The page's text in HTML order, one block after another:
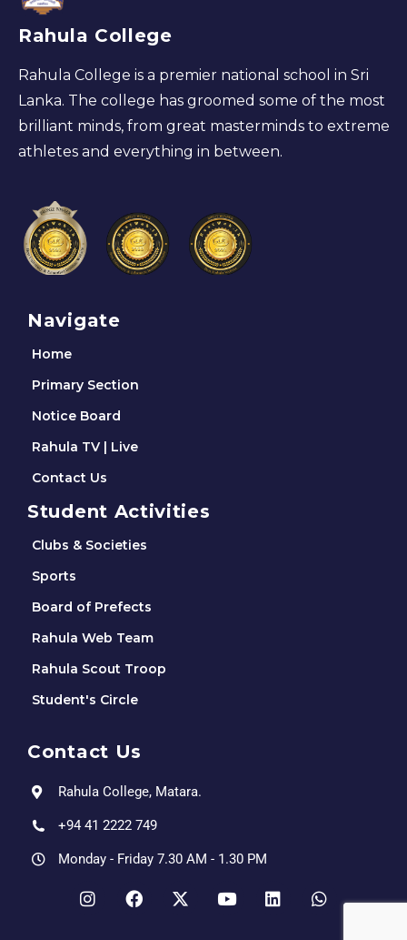
Rahula College
Rahula College is a premier national school in Sri
Lanka. The college has groomed some of the most
brilliant minds, from great masterminds to extreme
athletes and everything in between.
Navigate
Home
Primary Section
Notice Board
Rahula TV | Live
Contact Us
Student Activities
Clubs & Societies
Sports
Board of Prefects
Rahula Web Team
Rahula Scout Troop
Student's Circle
Contact Us
Rahula College, Matara.
+94 41 2222 749
Monday - Friday 7.30 AM - 1.30 PM